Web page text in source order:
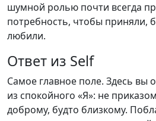
шумной ролью почти всегда
потребность, чтобы приняли,
любили.
Ответ из Self
Самое главное поле. Здесь вы
из спокойного «Я»: не
доброму, будто близкому.